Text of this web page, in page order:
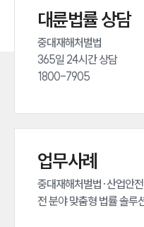
대륜법률 상담
중대재해처벌법
365일 24시간 상담
1800-7905
업무사례
중대재해처벌법·산업안전
전 분야 맞춤형 법률 솔루